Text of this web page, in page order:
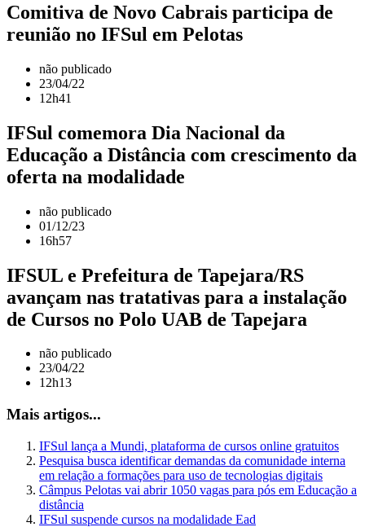
Comitiva de Novo Cabrais participa de
reunião no IFSul em Pelotas
não publicado
23/04/22
12h41
IFSul comemora Dia Nacional da
Educação a Distância com crescimento da
oferta na modalidade
não publicado
01/12/23
16h57
IFSUL e Prefeitura de Tapejara/RS
avançam nas tratativas para a instalação
de Cursos no Polo UAB de Tapejara
não publicado
23/04/22
12h13
Mais artigos...
IFSul lança a Mundi, plataforma de cursos online gratuitos
Pesquisa busca identificar demandas da comunidade interna
em relação a formações para uso de tecnologias digitais
Câmpus Pelotas vai abrir 1050 vagas para pós em Educação a
distância
IFSul suspende cursos na modalidade Ead